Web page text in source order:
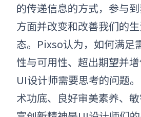
的传递信息的方式，参与
方面并改变和改善我们的
态。Pixso认为，如何满足
性与可用性、超出期望并
UI设计师需要思考的问题
术功底、良好审美素养、